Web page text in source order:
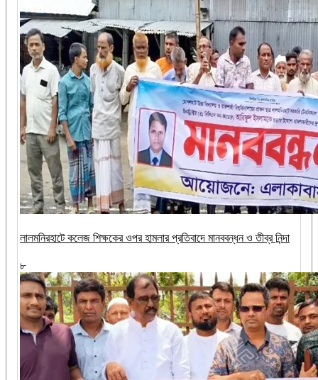
‎লালমনিরহাটে কলেজ শিক্ষকের ওপর হামলার প্রতিবাদে মানববন্ধন ও তীব্র নিন্দা
৮